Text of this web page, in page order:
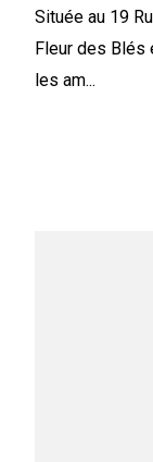
Située au 19
Fleur des Blés
les am...